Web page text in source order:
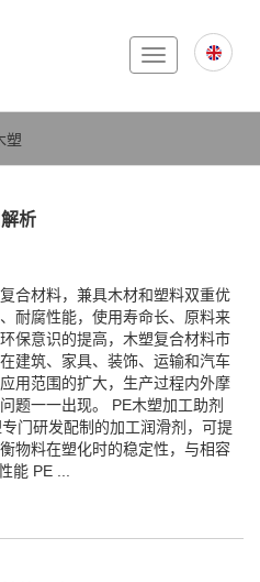
Toggle
navigation
塑
析
合材料，兼具木材和塑料双重优
耐腐性能，使用寿命长、原料来
保意识的提高，木塑复合材料市
建筑、家具、装饰、运输和汽车
用范围的扩大，生产过程内外摩
题一一出现。 PE木塑加工助剂
门研发配制的加工润滑剂，可提
物料在塑化时的稳定性，与相容
能 PE ...